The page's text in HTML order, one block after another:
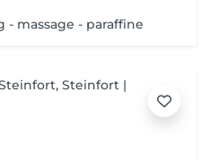
- massage - paraffine